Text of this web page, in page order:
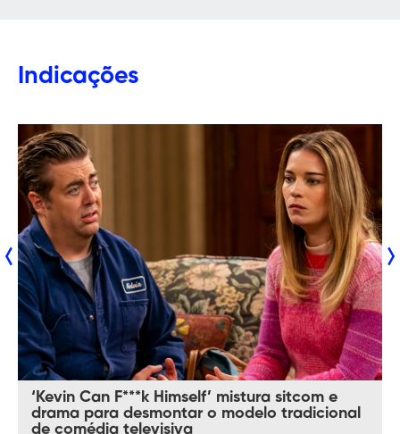
Indicações
‘Kevin Can F***k Himself’ mistura sitcom e
drama para desmontar o modelo tradicional
de comédia televisiva